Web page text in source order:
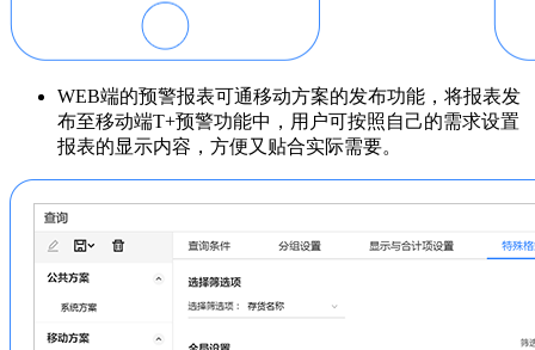
WEB端的预警报表可通移动方案的发布功能，将报表发
布至移动端T+预警功能中，用户可按照自己的需求设置
报表的显示内容，方便又贴合实际需要。